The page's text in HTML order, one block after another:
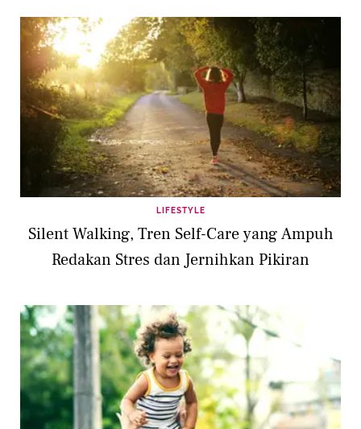
LIFESTYLE
Silent Walking, Tren Self-Care yang Ampuh
Redakan Stres dan Jernihkan Pikiran